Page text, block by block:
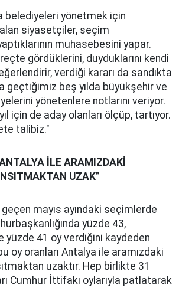
belediyeleri yönetmek için
siyasetçiler, seçim
muhasebesini yapar.
gördüklerini, duyduklarını kendi
verdiği kararı da sandıkta
geçtiğimiz beş yılda büyükşehir ve
yönetenlere notlarını veriyor.
için de aday olanları ölçüp, tartıyor.
talibiz."
İLE ARAMIZDAKİ
UZAK”
geçen mayıs ayındaki seçimlerde
yüzde 43,
yüzde 41 oy verdiğini kaydeden
oy oranları Antalya ile aramızdaki
uzaktır. Hep birlikte 31
Cumhur İttifakı oylarıyla patlatarak